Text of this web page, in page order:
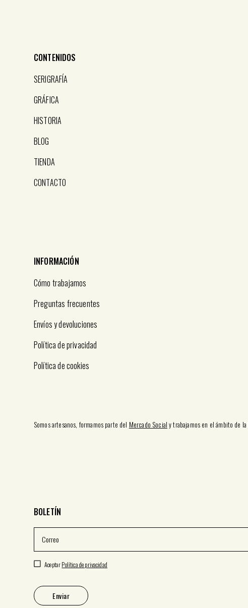
CONTENIDOS
SERIGRAFÍA
GRÁFICA
HISTORIA
BLOG
TIENDA
CONTACTO
INFORMACIÓN
Cómo trabajamos
Preguntas frecuentes
Envíos y devoluciones
Política de privacidad
Política de cookies
Somos artesanos, formamos parte del Mercado Social y trabajamos en el ámbito de la
BOLETÍN
AceptarPolítica de privacidad
Enviar